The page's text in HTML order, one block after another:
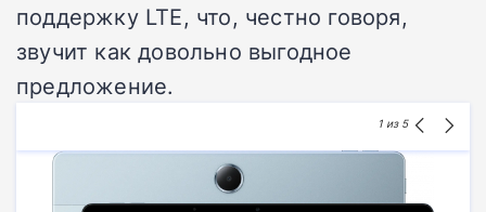
поддержку LTE, что, честно говоря,
звучит как довольно выгодное
предложение.
1 из 5